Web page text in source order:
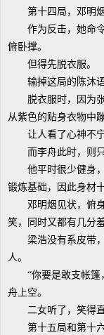
第十四局，邓明烟
作为反击，她命令
俯卧撑。
但得先脱衣服。
输掉这局的陈沐语
脱衣服时，因为张
从紫色的贴身衣物中
让人看了心神不宁
而李舟此时，则只
他平时很少健身，
锻炼基础，因此身材
邓明烟见状，俯身
笑，同时又都有几分
梁浩没有系皮带，
人。
“你要是敢支帐篷
舟上空。
二女听了，笑得直
第十五局和第十六